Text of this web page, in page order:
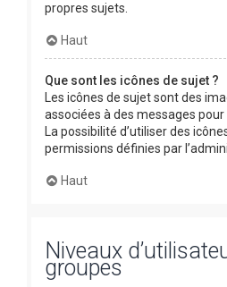
propres sujets.
Haut
Que sont les icônes de sujet ?
Les icônes de sujet sont des
associées à des messages
La possibilité d’utiliser des
permissions définies par
Haut
Niveaux
groupes